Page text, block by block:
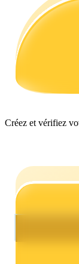
Apprenez à
Gagner
Créez et vérifiez